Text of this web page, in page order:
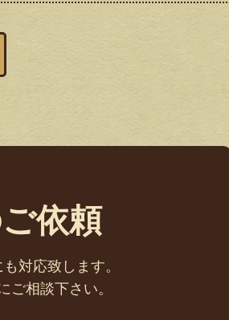
依頼
対応致します。
ご相談下さい。